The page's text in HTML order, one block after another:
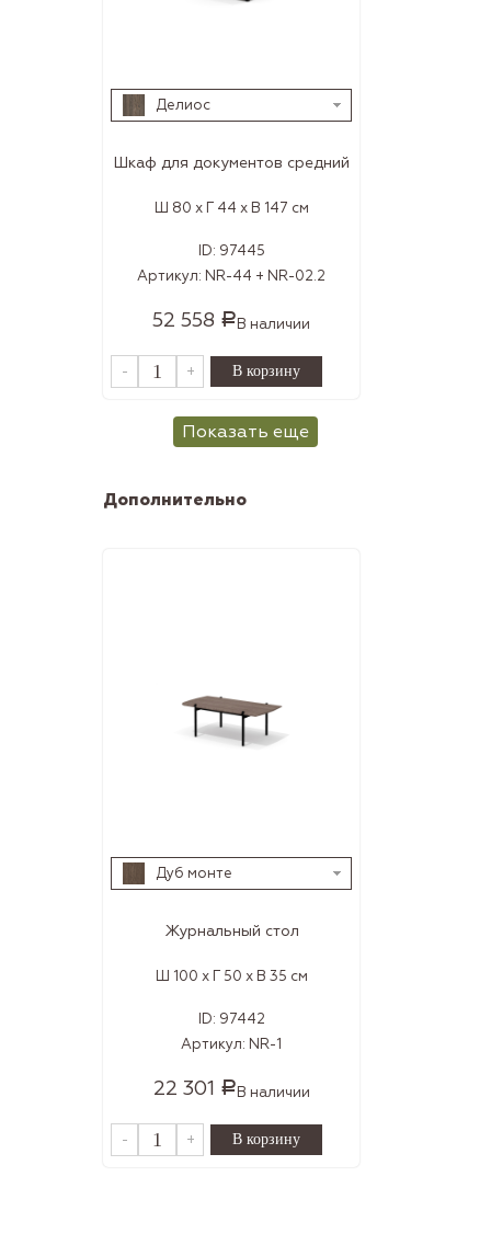
Делиос
Шкаф для документов средний
Ш 80 x Г 44 x В 147 см
ID: 97445
Артикул: NR-44 + NR-02.2
52 558 Р В наличии
- +
Показать еще
Дополнительно
Дуб монте
Журнальный стол
Ш 100 x Г 50 x В 35 см
ID: 97442
Артикул: NR-1
22 301 РВ наличии
- +